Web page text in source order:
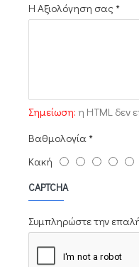
Η Αξιολόγηση σας
Σημείωση: η HTML δεν
Βαθμολογία
Κακή
CAPTCHA
Συμπληρώστε την